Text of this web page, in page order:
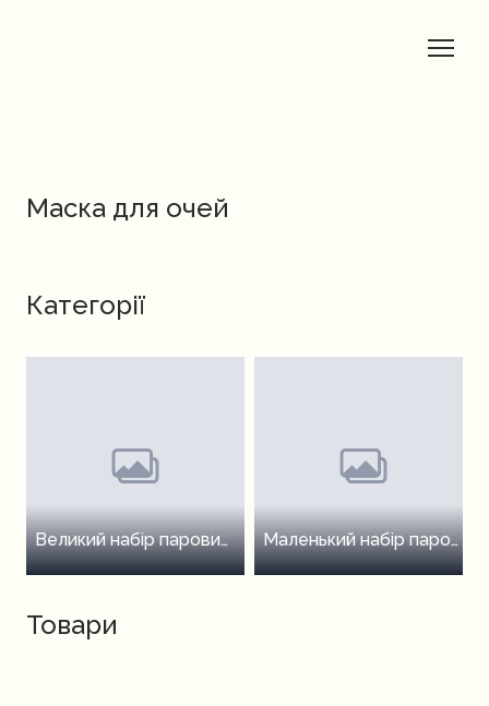
Маска для очей
Категорії
Великий набір парових масок Маленький набір парових масок
Товари